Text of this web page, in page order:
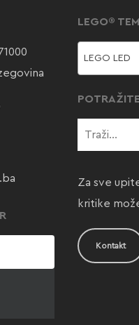
LEGO®
LEGO LED
Za sve
kritike
Kontakt